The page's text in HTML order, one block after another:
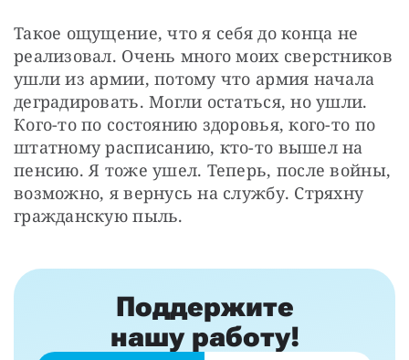
Такое ощущение, что я себя до конца не
реализовал. Очень много моих сверстников
ушли из армии, потому что армия начала
деградировать. Могли остаться, но ушли.
Кого-то по состоянию здоровья, кого-то по
штатному расписанию, кто-то вышел на
пенсию. Я тоже ушел. Теперь, после войны,
возможно, я вернусь на службу. Стряхну
гражданскую пыль.
Поддержите
нашу работу!